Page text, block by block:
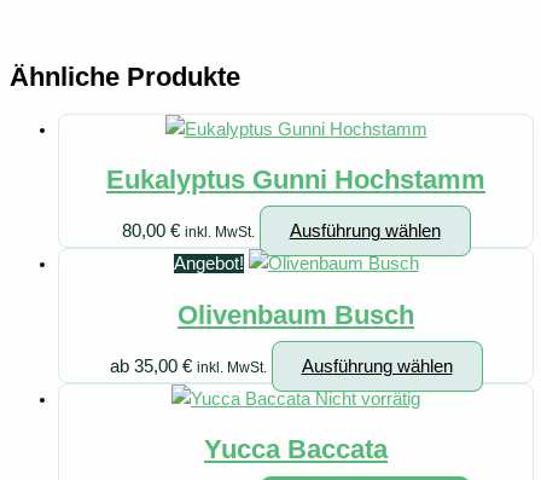
Ähnliche Produkte
Eukalyptus Gunni Hochstamm
80,00 € inkl. MwSt. Ausführung wählen
Produkt
Angebot!
Olivenbaum Busch
ab 35,00 € inkl. MwSt. Ausführung wählen
Nicht vorrätig
Yucca Baccata